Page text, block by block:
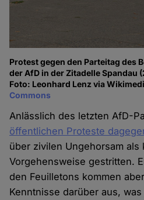
Protest gegen den Parteitag des
der AfD in der Zitadelle Spandau
Foto: Leonhard Lenz via
Commons
Anlässlich des letzten AfD-
öffentlichen Proteste
über zivilen Ungehorsam als
Vorgehensweise gestritten.
den Feuilletons kommen
Kenntnisse darüber aus,